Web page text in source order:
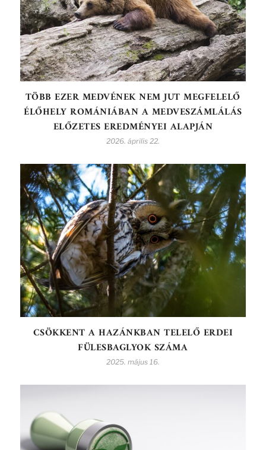
TÖBB EZER MEDVÉNEK NEM JUT MEGFELELŐ
ÉLŐHELY ROMÁNIÁBAN A MEDVESZÁMLÁLÁS
ELŐZETES EREDMÉNYEI ALAPJÁN
2026. április 22.
CSÖKKENT A HAZÁNKBAN TELELŐ ERDEI
FÜLESBAGLYOK SZÁMA
2025. május 16.